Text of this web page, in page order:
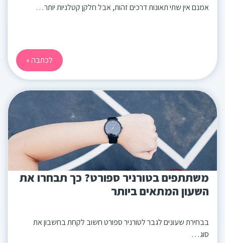
אמנם אין שתי תאונות דרכים זהות, אבל חלקן קטלניות יותר…
לכתבה »
משתתפים בטורניר ספורט? כך תבחרו את
השעון המתאים ביותר
בבחירת שעונים לגבר לטורניר ספורט חשוב לקחת בחשבון את
סוג…